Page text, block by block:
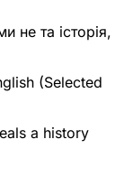
не та історія,
(Selected
a history